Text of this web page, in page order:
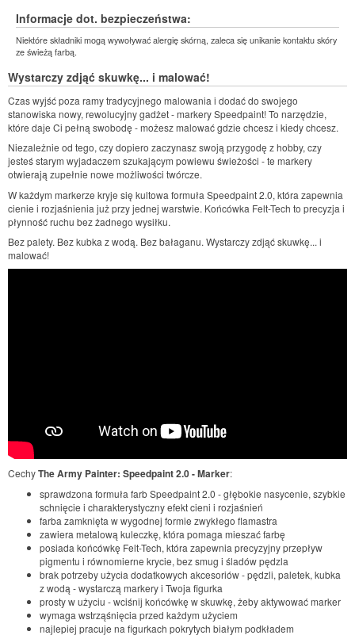
Informacje dot. bezpieczeństwa:
Niektóre składniki mogą wywoływać alergię skórną, zaleca się unikanie kontaktu skóry
ze świeżą farbą.
Wystarczy zdjąć skuwkę... i malować!
Czas wyjść poza ramy tradycyjnego malowania i dodać do swojego
stanowiska nowy, rewolucyjny gadżet - markery Speedpaint! To narzędzie,
które daje Ci pełną swobodę - możesz malować gdzie chcesz i kiedy chcesz.
Niezależnie od tego, czy dopiero zaczynasz swoją przygodę z hobby, czy
jesteś starym wyjadaczem szukającym powiewu świeżości - te markery
otwierają zupełnie nowe możliwości twórcze.
W każdym markerze kryje się kultowa formuła Speedpaint 2.0, która zapewnia
cienie i rozjaśnienia już przy jednej warstwie. Końcówka Felt-Tech to precyzja i
płynność ruchu bez żadnego wysiłku.
Bez palety. Bez kubka z wodą. Bez bałaganu. Wystarczy zdjąć skuwkę... i
malować!
CechyThe Army Painter: Speedpaint 2.0 - Marker:
sprawdzona formuła farb Speedpaint 2.0 - głębokie nasycenie, szybkie
schnięcie i charakterystyczny efekt cieni i rozjaśnień
farba zamknięta w wygodnej formie zwykłego flamastra
zawiera metalową kuleczkę, która pomaga mieszać farbę
posiada końcówkę Felt-Tech, która zapewnia precyzyjny przepływ
pigmentu i równomierne krycie, bez smug i śladów pędzla
brak potrzeby użycia dodatkowych akcesoriów - pędzli, paletek, kubka
z wodą - wystarczą markery i Twoja figurka
prosty w użyciu - wciśnij końcówkę w skuwkę, żeby aktywować marker
wymaga wstrząśnięcia przed każdym użyciem
najlepiej pracuje na figurkach pokrytych białym podkładem